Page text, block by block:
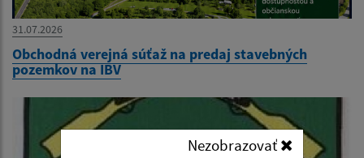
31.07.2026
Obchodná verejná súťaž na predaj stavebných
pozemkov na IBV
Nezobrazovať